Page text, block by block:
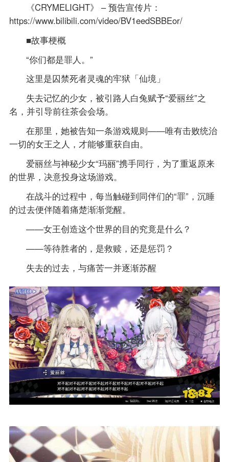
《CRYMELIGHT》 – 预告宣传片：
https://www.bilibili.com/video/BV1eedSBBEor/
■故事梗概
“你们都是罪人。”
这里是囚禁死者灵魂的牢狱「仙境」
失去记忆的少女，被引路人白兔赋予“爱丽丝”之
名，并引导前往茶会会场。
在那里，她被告知一条游戏规则——唯有击败统治
一切的女王之人，才能够重获自由。
爱丽丝与神秘少女“玛丽”携手同行，为了重返原来
的世界，决意投身这场游戏。
在战斗的过程中，每当触碰到同伴们的“罪”，沉睡
的过去便伴随着痛楚渐渐觉醒。
——女王创造这个世界的目的究竟是什么？
——等待胜者的，是救赎，还是惩罚？
失去的过去，与痛苦一并逐渐苏醒